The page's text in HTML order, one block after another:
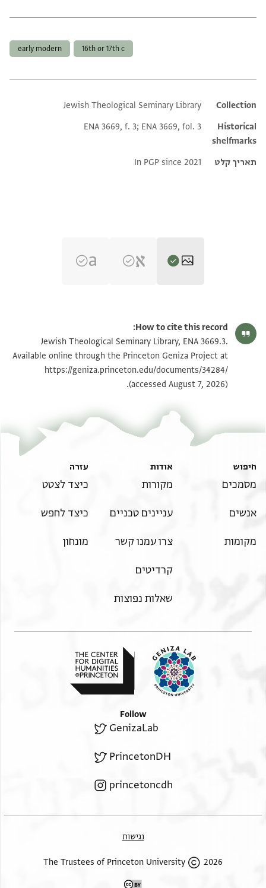
16th or 17th c
early modern
Additional metadata
Collection
Jewish Theological Seminary Library
Historical
shelfmarks
ENA 3669, f. 3; ENA 3669, fol. 3
תאריך קלט In PGP since 2021
ENA 3669.3 verso הגדל וסובב
תנאי היתר שימוש בתצלום
How to cite this record:
Jewish Theological Seminary Library, ENA 3669.3.
Available online through the Princeton Geniza Project at
https://geniza.princeton.edu/documents/34284/
(accessed August 7, 2026).
חיפוש
מסמכים
אנשים
מקומות
אודות
מקורות
עניינים טכניים
צרו עמנו קשר
קרדיטים
שאלות נפוצות
עזרה
כיצד לצטט
כיצד לחפש
מונחון
Follow
GenizaLab
PrincetonDH
princetoncdh
נגישות
2026 The Trustees of Princeton University